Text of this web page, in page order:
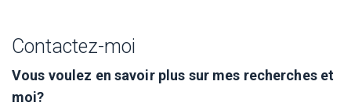
Contactez-moi
Vous voulez en savoir plus sur mes recherches et
moi?